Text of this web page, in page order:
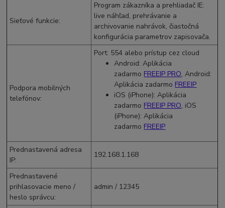
Sieťové funkcie:
Program zákazníka a prehliadač IE:
live náhľad, prehrávanie a
archivovanie nahrávok, čiastočná
konfigurácia parametrov zapisovača.
Podpora mobilných
telefónov:
Port: 554 alebo prístup cez cloud
Android: Aplikácia
zadarmo FREEIP PRO, Android:
Aplikácia zadarmo FREEIP
iOS (iPhone): Aplikácia
zadarmo FREEIP PRO, iOS
(iPhone): Aplikácia
zadarmo FREEIP
Prednastavená adresa
IP:
192.168.1.168
Prednastavené
prihlasovacie meno /
heslo správcu:
admin / 12345